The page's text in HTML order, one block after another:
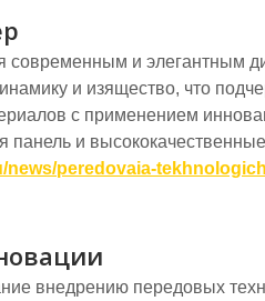
современным и элегантным
и изящество, что
с применением
и
news/peredovaia-
внедрению передовых